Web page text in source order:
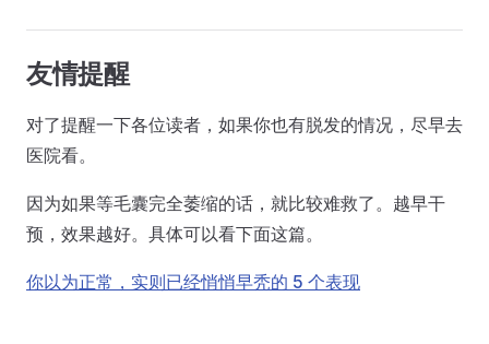
友情提醒
对了提醒一下各位读者，如果你也有脱发的情况，尽早去
医院看。
因为如果等毛囊完全萎缩的话，就比较难救了。越早干
预，效果越好。具体可以看下面这篇。
你以为正常，实则已经悄悄早秃的 5 个表现